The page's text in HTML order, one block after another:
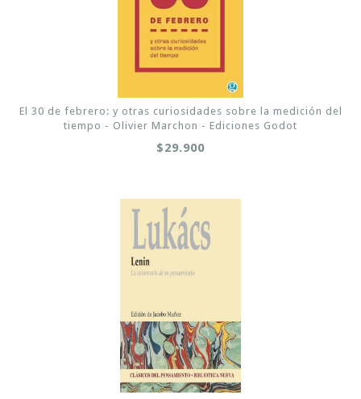
El 30 de febrero: y otras curiosidades sobre la medición del
tiempo - Olivier Marchon - Ediciones Godot
$29.900